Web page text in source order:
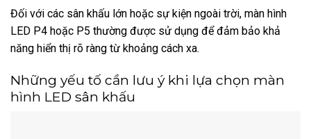
Đối với các sân khấu lớn hoặc sự kiện ngoài trời, màn hình
LED P4 hoặc P5 thường được sử dụng để đảm bảo khả
năng hiển thị rõ ràng từ khoảng cách xa.
Những yếu tố cần lưu ý khi lựa chọn màn
hình LED sân khấu